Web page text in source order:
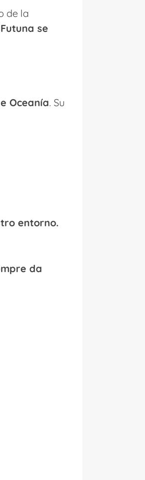
de la
se
Oceanía. Su
entorno.
da